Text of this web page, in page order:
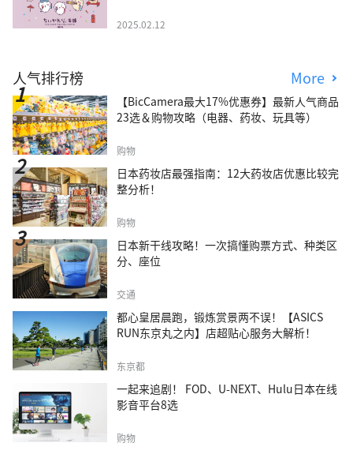
2025.02.12
人气排行榜 More
【BicCamera最大17%优惠券】最新人气商品
23选＆购物攻略（电器、药妆、玩具等）
购物
日本药妆店最强指南：12大药妆店优惠比较完
整分析！
购物
日本新干线攻略！一次搞懂购票方式、种类区
分、座位
交通
都心皇居晨跑，锻炼赏景两不误！【ASICS
RUN东京丸之内】店超贴心服务大解析！
东京都
一起来追剧！ FOD、U-NEXT、Hulu日本在线
影音平台8选
购物